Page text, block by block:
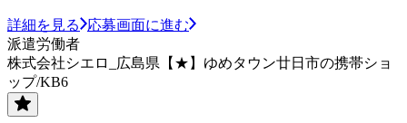
詳細を見る
応募画面に進む
派遣労働者
株式会社シエロ_広島県【★】ゆめタウン廿日市の携帯ショ
ップ/KB6